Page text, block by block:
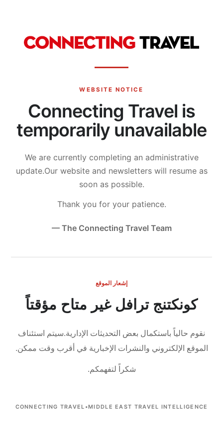
WEBSITE NOTICE
Connecting Travel is
temporarily unavailable
We are currently completing an administrative
update.Our website and newsletters will resume as
soon as possible.
Thank you for your patience.
— The Connecting Travel Team
إشعار الموقع
كونكتنج ترافل غير متاح مؤقتاً
نقوم حالياً باستكمال بعض التحديثات الإدارية.سيتم استئناف
الموقع الإلكتروني والنشرات الإخبارية في أقرب وقت ممكن.
شكراً لتفهمكم.
CONNECTING TRAVEL •MIDDLE EAST TRAVEL INTELLIGENCE